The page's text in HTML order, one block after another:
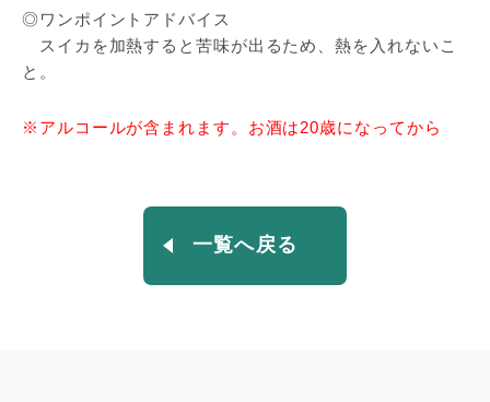
◎ワンポイントアドバイス
スイカを加熱すると苦味が出るため、熱を入れないこ
と。
※アルコールが含まれます。お酒は20歳になってから
一覧へ戻る